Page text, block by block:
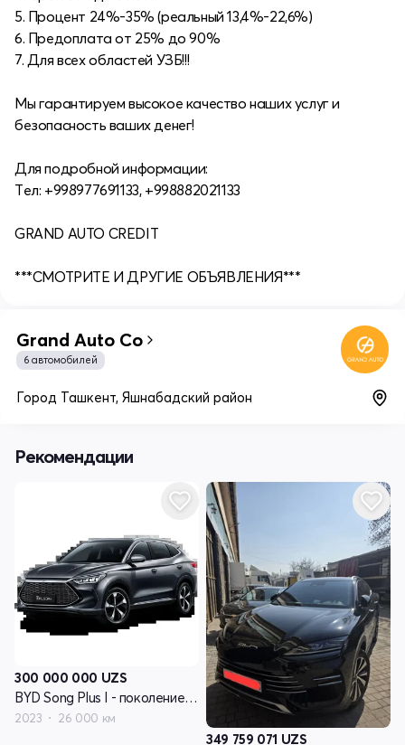
5. Процент 24%-35% (реальный 13,4%-22,6%)
6. Предоплата от 25% до 90%
7. Для всех областей УЗБ!!!
Мы гарантируем высокое качество наших услуг и
безопасность ваших денег!
Для подробной информации:
Tел: +998977691133, +998882021133
GRAND AUTO CREDIT
***СМОТРИТЕ И ДРУГИЕ ОБЪЯВЛЕНИЯ***
Grand Auto Co
6 автомобилей
Город Ташкент, Яшнабадский район
Рекомендации
300 000 000 UZS
BYD Song Plus I - поколение рестайлинг
2023 26 000 км
349 759 071 UZS